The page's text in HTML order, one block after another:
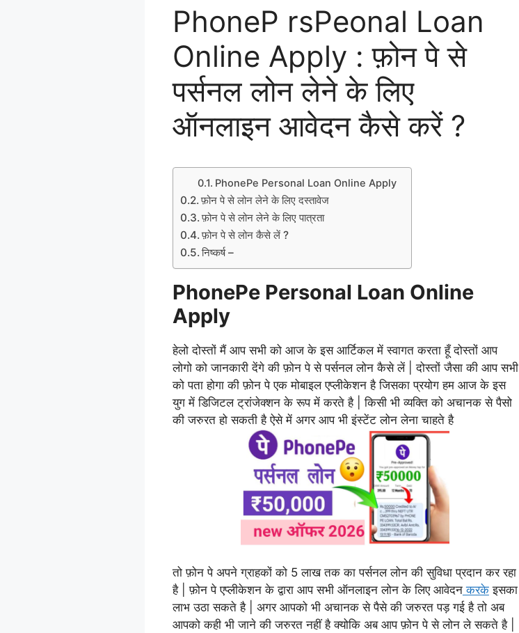
PhoneP rsPeonal Loan
Online Apply : फ़ोन पे से
पर्सनल लोन लेने के लिए
ऑनलाइन आवेदन कैसे करें ?
PhonePe Personal Loan Online Apply
फ़ोन पे से लोन लेने के लिए दस्तावेज
फ़ोन पे से लोन लेने के लिए पात्रता
फ़ोन पे से लोन कैसे लें ?
निष्कर्ष –
PhonePe Personal Loan Online
Apply
हेलो दोस्तों मैं आप सभी को आज के इस आर्टिकल में स्वागत करता हूँ दोस्तों आप
लोगो को जानकारी देंगे की फ़ोन पे से पर्सनल लोन कैसे लें | दोस्तों जैसा की आप सभी
को पता होगा की फ़ोन पे एक मोबाइल एप्लीकेशन है जिसका प्रयोग हम आज के इस
युग में डिजिटल ट्रांजेक्शन के रूप में करते है | किसी भी व्यक्ति को अचानक से पैसो
की जरुरत हो सकती है ऐसे में अगर आप भी इंस्टेंट लोन लेना चाहते है
तो फ़ोन पे अपने ग्राहकों को 5 लाख तक का पर्सनल लोन की सुविधा प्रदान कर रहा
है | फ़ोन पे एप्लीकेशन के द्वारा आप सभी ऑनलाइन लोन के लिए आवेदनकरकेइसका
लाभ उठा सकते है | अगर आपको भी अचानक से पैसे की जरुरत पड़ गई है तो अब
आपको कही भी जाने की जरुरत नहीं है क्योकि अब आप फ़ोन पे से लोन ले सकते है |